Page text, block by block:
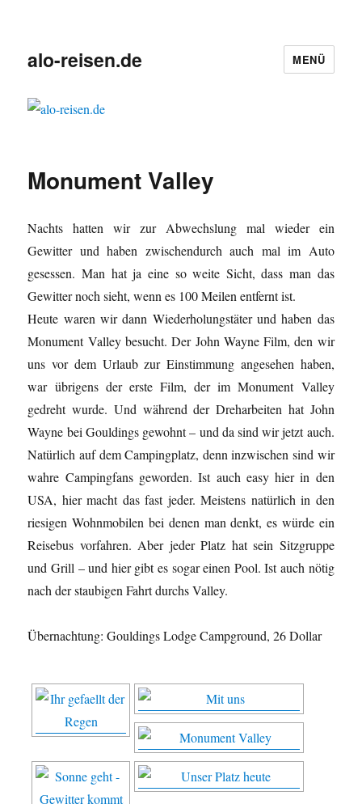
alo-reisen.de MENÜ
Monument Valley
Nachts hatten wir zur Abwechslung mal wieder ein
Gewitter und haben zwischendurch auch mal im Auto
gesessen. Man hat ja eine so weite Sicht, dass man das
Gewitter noch sieht, wenn es 100 Meilen entfernt ist.
Heute waren wir dann Wiederholungstäter und haben das
Monument Valley besucht. Der John Wayne Film, den wir
uns vor dem Urlaub zur Einstimmung angesehen haben,
war übrigens der erste Film, der im Monument Valley
gedreht wurde. Und während der Dreharbeiten hat John
Wayne bei Gouldings gewohnt – und da sind wir jetzt auch.
Natürlich auf dem Campingplatz, denn inzwischen sind wir
wahre Campingfans geworden. Ist auch easy hier in den
USA, hier macht das fast jeder. Meistens natürlich in den
riesigen Wohnmobilen bei denen man denkt, es würde ein
Reisebus vorfahren. Aber jeder Platz hat sein Sitzgruppe
und Grill – und hier gibt es sogar einen Pool. Ist auch nötig
nach der staubigen Fahrt durchs Valley.
Übernachtung: Gouldings Lodge Campground, 26 Dollar